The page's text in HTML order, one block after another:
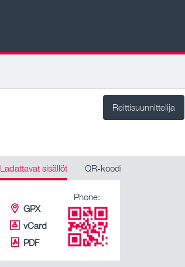
Reittisuunnittelija
Ladattavat sisällöt QR-koodi
GPX
vCard
PDF
Phone: